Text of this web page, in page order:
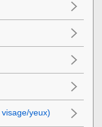
visage/yeux)